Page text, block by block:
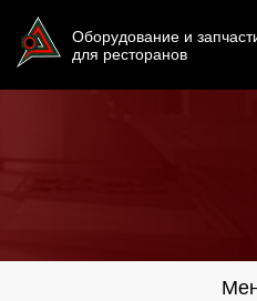
Оборудование и
для ресторанов